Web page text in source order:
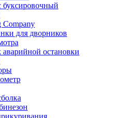
буксировочный
Company
для дворников
аварийной остановки